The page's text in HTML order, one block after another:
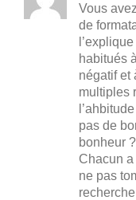
Vous
de
habitués
négatif et
multiples
pas de
bonheur
Chacun
ne pas